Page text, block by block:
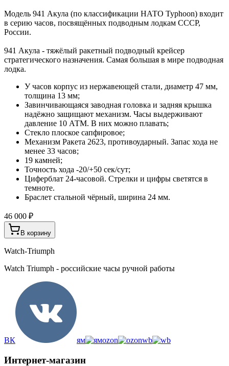
Модель 941 Акула (по классификации НАТО Typhoon) входит
в серию часов, посвящённых подводным лодкам СССР,
России.
941 Акула - тяжёлый ракетный подводный крейсер
стратегического назначения. Самая большая в мире подводная
лодка.
У часов корпус из нержавеющей стали, диаметр 47 мм,
толщина 13 мм;
Завинчивающаяся заводная головка и задняя крышка
надёжно защищают механизм. Часы выдерживают
давление 10 АТМ. В них можно плавать;
Стекло плоское сапфировое;
Механизм Ракета 2623, противоударный. Запас хода не
менее 33 часов;
19 камней;
Точность хода -20/+50 сек/сут;
Циферблат 24-часовой. Стрелки и цифры светятся в
темноте.
Браслет стальной чёрный, ширина 24 мм.
46 000 ₽
В корзину
Watch-Triumph
Watch Triumph - российские часы ручной работы
ВК ям ozon wb
Интернет-магазин